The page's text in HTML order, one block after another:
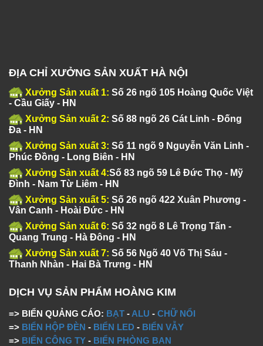
ĐỊA CHỈ XƯỞNG SẢN XUẤT HÀ NỘI
Xưởng Sản xuất 1: Số 26 ngõ 105 Hoàng Quốc Việt
- Cầu Giấy - HN
Xưởng Sản xuất 2: Số 88 ngõ 26 Cát Linh - Đống
Đa - HN
Xưởng Sản xuất 3: Số 11 ngõ 9 Nguyễn Văn Linh -
Phúc Đồng - Long Biên - HN
Xưởng Sản xuất 4:Số 83 ngõ 59 Lê Đức Thọ - Mỹ
Đình - Nam Từ Liêm - HN
Xưởng Sản xuất 5: Số 26 ngõ 422 Xuân Phương -
Vân Canh - Hoài Đức - HN
Xưởng Sản xuất 6: Số 32 ngõ 8 Lê Trọng Tấn -
Quang Trung - Hà Đông - HN
Xưởng Sản xuất 7: Số 56 Ngõ 40 Võ Thị Sáu -
Thanh Nhàn - Hai Bà Trưng - HN
DỊCH VỤ SẢN PHẨM HOÀNG KIM
=> BIỂN QUẢNG CÁO: BẠT - ALU - CHỮ NỔI
=> BIỂN HỘP ĐÈN - BIỂN LED - BIỂN VẪY
=> BIỂN CÔNG TY - BIỂN PHÒNG BAN